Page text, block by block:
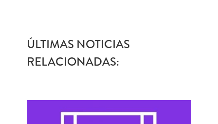
ÚLTIMAS NOTICIAS
RELACIONADAS: